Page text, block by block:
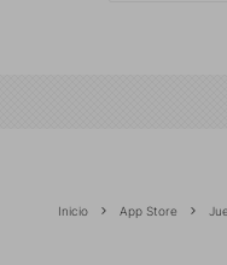
Inicio App Store